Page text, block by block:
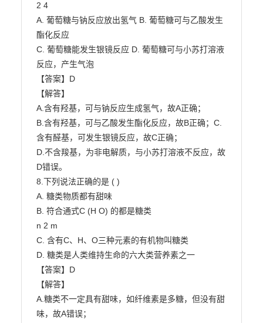
2 4
A. 葡萄糖与钠反应放出氢气 B. 葡萄糖可与乙酸发生
酯化反应
C. 葡萄糖能发生银镜反应 D. 葡萄糖可与小苏打溶液
反应，产生气泡
【答案】D
【解答】
A.含有羟基，可与钠反应生成氢气，故A正确；
B.含有羟基，可与乙酸发生酯化反应，故B正确；C.
含有醛基，可发生银镜反应，故C正确；
D.不含羧基，为非电解质，与小苏打溶液不反应，故
D错误。
8.下列说法正确的是 ( )
A. 糖类物质都有甜味
B. 符合通式C (H O) 的都是糖类
n 2 m
C. 含有C、H、O三种元素的有机物叫糖类
D. 糖类是人类维持生命的六大类营养素之一
【答案】D
【解答】
A.糖类不一定具有甜味，如纤维素是多糖，但没有甜
味，故A错误；